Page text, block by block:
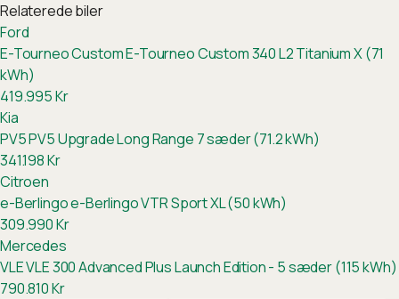
Relaterede biler
Ford
E-Tourneo CustomE-Tourneo Custom 340 L2 Titanium X (71
kWh)
419.995Kr
Kia
PV5PV5 Upgrade Long Range 7 sæder (71.2 kWh)
341.198Kr
Citroen
e-Berlingoe-Berlingo VTR Sport XL (50 kWh)
309.990Kr
Mercedes
VLEVLE 300 Advanced Plus Launch Edition - 5 sæder (115 kWh)
790.810Kr